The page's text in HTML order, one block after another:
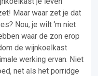
Maar waar zet je dat
Nou, je wilt ‘m niet
waar de zon erop
de wijnkoelkast
werking ervan. Niet
net als het porridge